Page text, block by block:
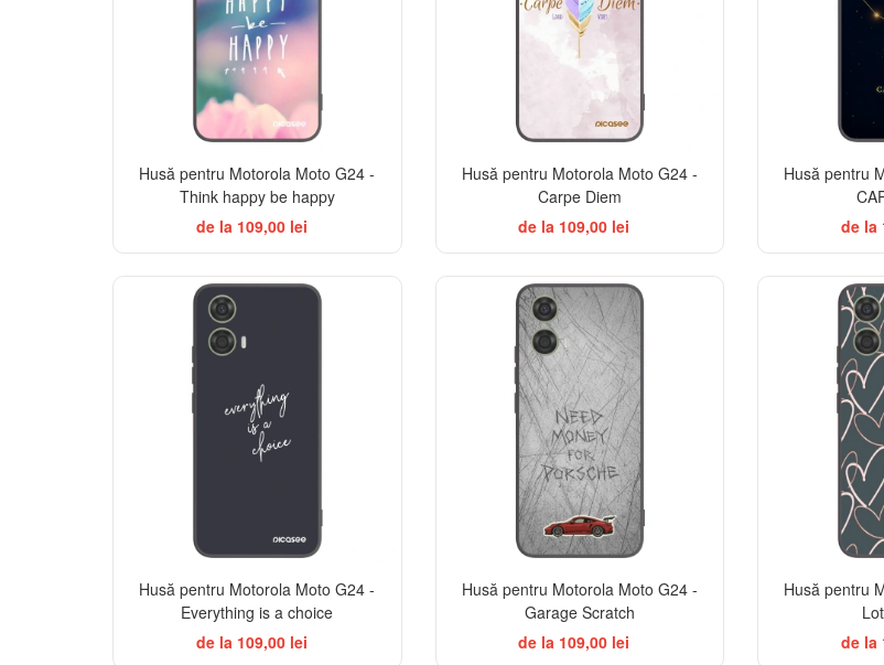
Husă pentru Motorola Moto G24 -
Think happy be happy
de la 109,00 lei
Husă pentru Motorola Moto G24 -
Carpe Diem
de la 109,00 lei
Husă pentru
de la
Husă pentru Motorola Moto G24 -
Everything is a choice
de la 109,00 lei
Husă pentru Motorola Moto G24 -
Garage Scratch
de la 109,00 lei
Husă pentru
de la